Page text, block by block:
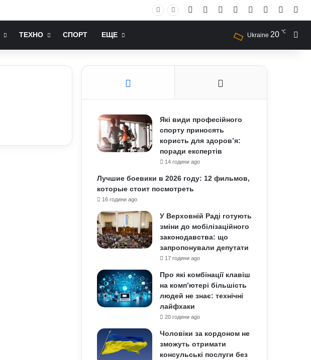
Facebook YouTubeInstagram
RSS Log In
ТЕХНО СПОРТ ЕЩЕ Ukraine 20 ℃
Які види професійного
спорту приносять
користь для здоров’я:
поради експертів
14 години ago
Лучшие боевики в 2026 году: 12 фильмов,
которые стоит посмотреть
16 години ago
У Верховній Раді готують
зміни до мобілізаційного
законодавства: що
запропонували депутати
17 години ago
Про які комбінації клавіш
на комп’ютері більшість
людей не знає: технічні
лайфхаки
20 години ago
Чоловіки за кордоном не
зможуть отримати
консульські послуги без